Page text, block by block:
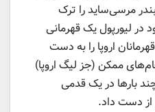
مرسی‌ساید را ترک
در لیورپول یک قهرمانی
اروپا را به دست
ممکن (جز لیگ اروپا)
بارها در یک قدمی
از دست داد.